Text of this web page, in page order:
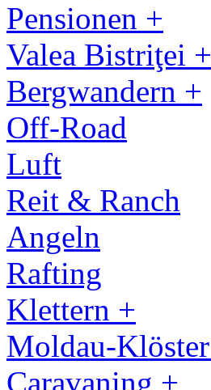
Pensionen +
Valea Bistriţei +
Bergwandern +
Off-Road
Luft
Reit & Ranch
Angeln
Rafting
Klettern +
Moldau-
Caravaning +